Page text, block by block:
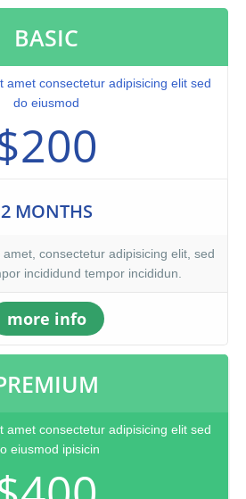
BASIC
amet consectetur adipisicing elit sed
do eiusmod
2 MONTHS
consectetur adipisicing elit, sed
incididund tempor incididun.
more info
amet consectetur adipisicing elit sed
eiusmod ipisicin